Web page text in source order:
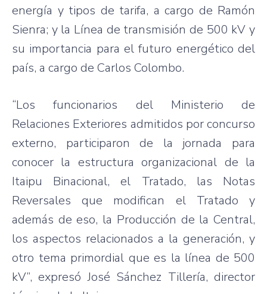
energía y tipos de tarifa, a cargo de Ramón
Sienra; y la Línea de transmisión de 500 kV y
su importancia para el futuro energético del
país, a cargo de Carlos Colombo.
“Los funcionarios del Ministerio de
Relaciones Exteriores admitidos por concurso
externo, participaron de la jornada para
conocer la estructura organizacional de la
Itaipu Binacional, el Tratado, las Notas
Reversales que modifican el Tratado y
además de eso, la Producción de la Central,
los aspectos relacionados a la generación, y
otro tema primordial que es la línea de 500
kV”, expresó José Sánchez Tillería, director